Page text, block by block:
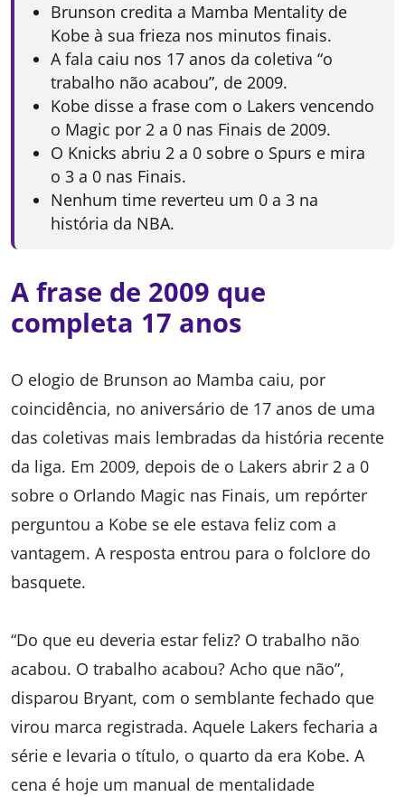
Brunson credita a Mamba Mentality de
Kobe à sua frieza nos minutos finais.
A fala caiu nos 17 anos da coletiva “o
trabalho não acabou”, de 2009.
Kobe disse a frase com o Lakers vencendo
o Magic por 2 a 0 nas Finais de 2009.
O Knicks abriu 2 a 0 sobre o Spurs e mira
o 3 a 0 nas Finais.
Nenhum time reverteu um 0 a 3 na
história da NBA.
A frase de 2009 que
completa 17 anos
O elogio de Brunson ao Mamba caiu, por
coincidência, no aniversário de 17 anos de uma
das coletivas mais lembradas da história recente
da liga. Em 2009, depois de o Lakers abrir 2 a 0
sobre o Orlando Magic nas Finais, um repórter
perguntou a Kobe se ele estava feliz com a
vantagem. A resposta entrou para o folclore do
basquete.
“Do que eu deveria estar feliz? O trabalho não
acabou. O trabalho acabou? Acho que não”,
disparou Bryant, com o semblante fechado que
virou marca registrada. Aquele Lakers fecharia a
série e levaria o título, o quarto da era Kobe. A
cena é hoje um manual de mentalidade